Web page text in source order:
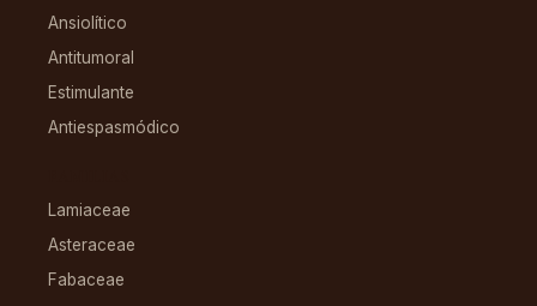
Ansiolítico
Antitumoral
Estimulante
Antiespasmódico
Lamiaceae
Asteraceae
Fabaceae